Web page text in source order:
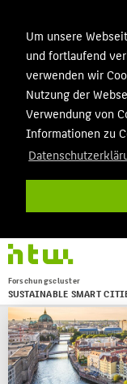
Um unsere
und fortlaufend
verwenden wir
Nutzung der
Verwendung von
Informationen zu
Forschungscluster
SUSTAINABLE SMART
Menu